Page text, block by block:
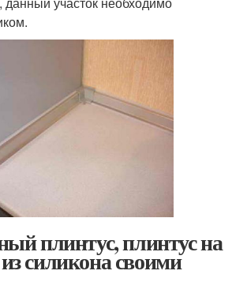
плинтус, плинтус на
силикона своими